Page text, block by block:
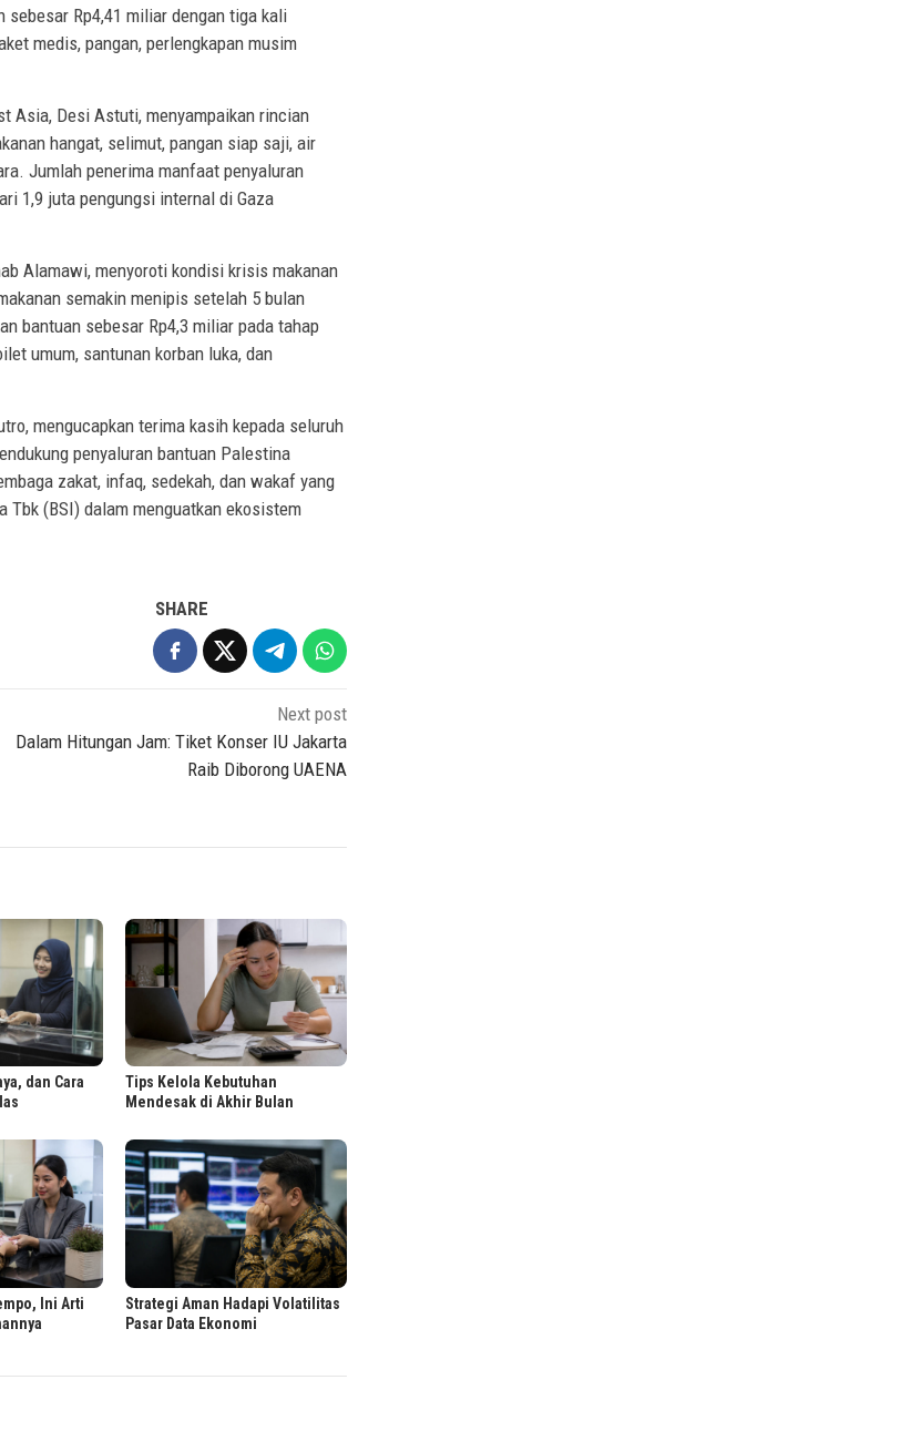
sebesar Rp4,41 miliar dengan tiga kali
medis, pangan, perlengkapan musim
Asia, Desi Astuti, menyampaikan rincian
hangat, selimut, pangan siap saji, air
Jumlah penerima manfaat penyaluran
1,9 juta pengungsi internal di Gaza
Alamawi, menyoroti kondisi krisis makanan
semakin menipis setelah 5 bulan
bantuan sebesar Rp4,3 miliar pada tahap
umum, santunan korban luka, dan
mengucapkan terima kasih kepada seluruh
penyaluran bantuan Palestina
zakat, infaq, sedekah, dan wakaf yang
(BSI) dalam menguatkan ekosistem
SHARE
Next post
Dalam Hitungan Jam: Tiket Konser IU Jakarta
Raib Diborong UAENA
dan Cara
Tips Kelola Kebutuhan
Mendesak di Akhir Bulan
Ini Arti
Strategi Aman Hadapi Volatilitas
Pasar Data Ekonomi